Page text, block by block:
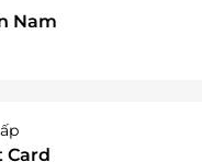
4, Quận 3, TP.HCM
12, quận Tân Bình,
nhà Khu Cao ốc Văn
Nam
Card